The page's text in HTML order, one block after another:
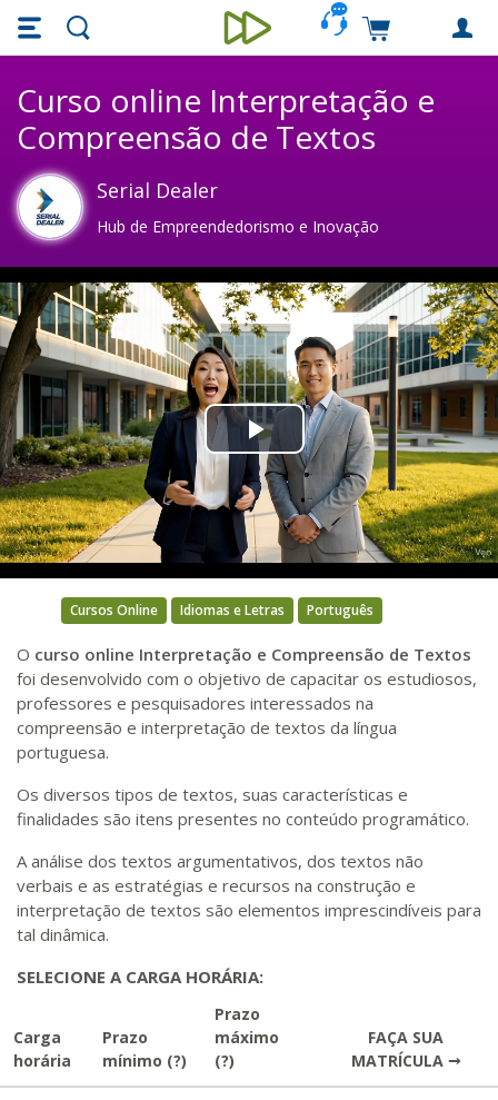
Skip main navigation
Skip to main content
Unieducar
Carrinho de
Curso online Interpretação e
Compreensão de Textos
Serial Dealer
Hub de Empreendedorismo e Inovação
Play
Video
Cursos Online Idiomas e Letras Português
O curso online Interpretação e Compreensão de Textos
foi desenvolvido com o objetivo de capacitar os estudiosos,
professores e pesquisadores interessados na
compreensão e interpretação de textos da língua
portuguesa.
Os diversos tipos de textos, suas características e
finalidades são itens presentes no conteúdo programático.
A análise dos textos argumentativos, dos textos não
verbais e as estratégias e recursos na construção e
interpretação de textos são elementos imprescindíveis para
tal dinâmica.
SELECIONE A CARGA HORÁRIA:
Carga
horária
Prazo
mínimo (?)
Prazo
máximo
(?)
FAÇA SUA
MATRÍCULA →